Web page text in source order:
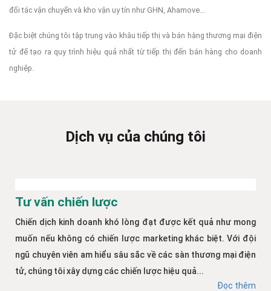
đối tác vận chuyển và kho vận uy tín như GHN, Ahamove...
Đặc biệt chúng tôi tập trung vào khâu tiếp thị và bán hàng thương mại điện
tử để tạo ra quy trình hiệu quả nhất từ tiếp thị đến bán hàng cho doanh
nghiệp.
Dịch vụ của chúng tôi
Tư vấn chiến lược
Chiến dịch kinh doanh khó lòng đạt được kết quả như mong
muốn nếu không có chiến lược marketing khác biệt. Với đội
ngũ chuyên viên am hiểu sâu sắc về các sàn thương mại điện
tử, chúng tôi xây dựng các chiến lược hiệu quả...
Đọc thêm